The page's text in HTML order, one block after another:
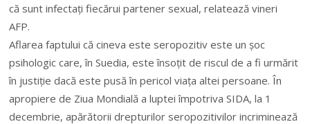
că sunt infectaţi fiecărui partener sexual, relatează vineri
AFP.
Aflarea faptului că cineva este seropozitiv este un şoc
psihologic care, în Suedia, este însoţit de riscul de a fi urmărit
în justiţie dacă este pusă în pericol viaţa altei persoane. În
apropiere de Ziua Mondială a luptei împotriva SIDA, la 1
decembrie, apărătorii drepturilor seropozitivilor incriminează